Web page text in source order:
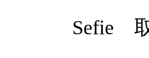
Sefie